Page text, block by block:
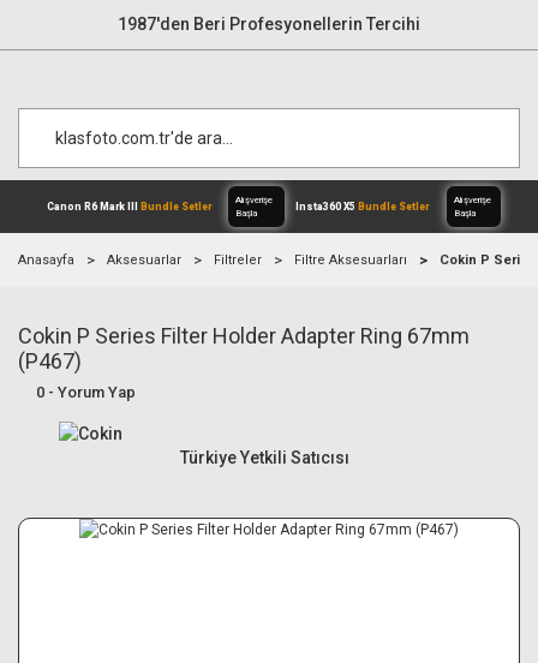
1987'den Beri Profesyonellerin Tercihi
Canon R6 Mark IIIBundle Setler
Alışverişe
Anasayfa Aksesuarlar Filtreler Filtre Aksesuarları Cokin P
Cokin P Series Filter Holder Adapter Ring 67mm
(P467)
0 - Yorum Yap
Türkiye Yetkili Satıcısı